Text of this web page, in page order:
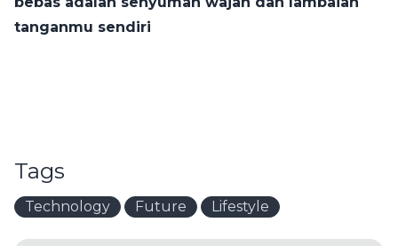
tanganmu sendiri
Tags
Technology Future Lifestyle